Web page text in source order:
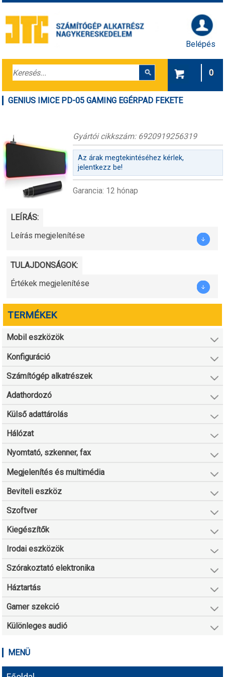
Belépés
0
GENIUS IMICE PD-05 GAMING EGÉRPAD FEKETE
Gyártói cikkszám: 6920919256319
Az árak megtekintéséhez kérlek,
jelentkezz be!
Garancia: 12 hónap
LEÍRÁS:
Leírás megjelenítése
TULAJDONSÁGOK:
Értékek megjelenítése
TERMÉKEK
Mobil eszközök
Konfiguráció
Számítógép alkatrészek
Adathordozó
Külső adattárolás
Hálózat
Nyomtató, szkenner, fax
Megjelenítés és multimédia
Beviteli eszköz
Szoftver
Kiegészítők
Irodai eszközök
Szórakoztató elektronika
Háztartás
Gamer szekció
Különleges audió
MENÜ